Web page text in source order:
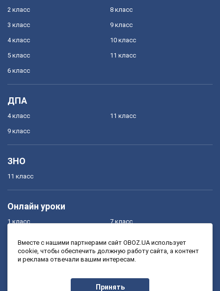
2 класс
3 класс
4 класс
5 класс
6 класс
8 класс
9 класс
10 класс
11 класс
ДПА
4 класс
9 класс
11 класс
ЗНО
11 класс
Онлайн уроки
1 класс
3 класс
7 класс
9 класс
Вместе с нашими партнерами сайт OBOZ.UA использует
cookie, чтобы обеспечить должную работу сайта, а контент
и реклама отвечали вашим интересам.
Принять